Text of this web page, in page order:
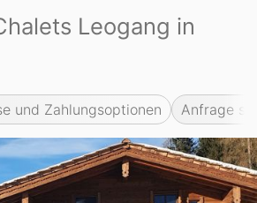
Leogang in
und Zahlungsoptionen Anfrage